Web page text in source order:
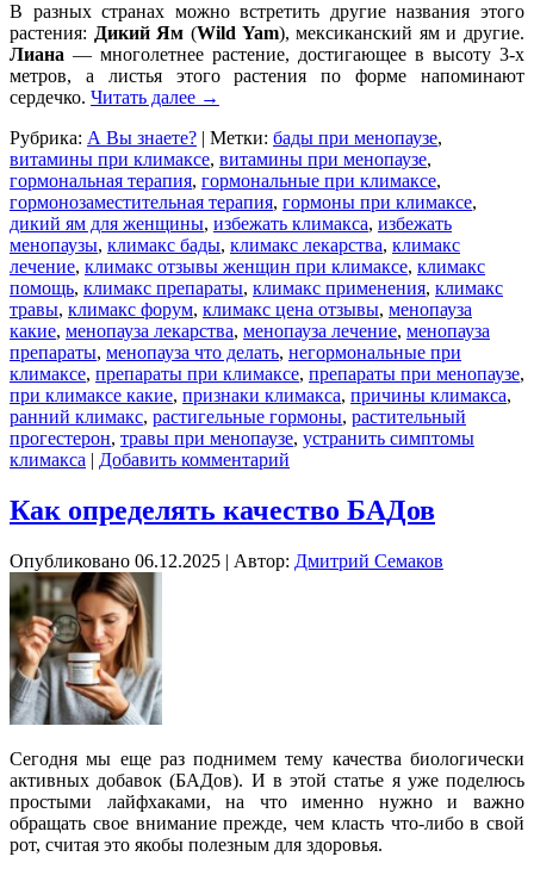
В разных странах можно встретить другие названия этого
растения: Дикий Ям (Wild Yam), мексиканский ям и другие.
Лиана — многолетнее растение, достигающее в высоту 3-х
метров, а листья этого растения по форме напоминают
сердечко. Читать далее →
Рубрика: А Вы знаете? | Метки: бады при менопаузе,
витамины при климаксе, витамины при менопаузе,
гормональная терапия, гормональные при климаксе,
гормонозаместительная терапия, гормоны при климаксе,
дикий ям для женщины, избежать климакса, избежать
менопаузы, климакс бады, климакс лекарства, климакс
лечение, климакс отзывы женщин при климаксе, климакс
помощь, климакс препараты, климакс применения, климакс
травы, климакс форум, климакс цена отзывы, менопауза
какие, менопауза лекарства, менопауза лечение, менопауза
препараты, менопауза что делать, негормональные при
климаксе, препараты при климаксе, препараты при менопаузе,
при климаксе какие, признаки климакса, причины климакса,
ранний климакс, растигельные гормоны, растительный
прогестерон, травы при менопаузе, устранить симптомы
климакса | Добавить комментарий
Как определять качество БАДов
Опубликовано 06.12.2025 | Автор: Дмитрий Семаков
Сегодня мы еще раз поднимем тему качества биологически
активных добавок (БАДов). И в этой статье я уже поделюсь
простыми лайфхаками, на что именно нужно и важно
обращать свое внимание прежде, чем класть что-либов свой
рот, считая это якобы полезным для здоровья.